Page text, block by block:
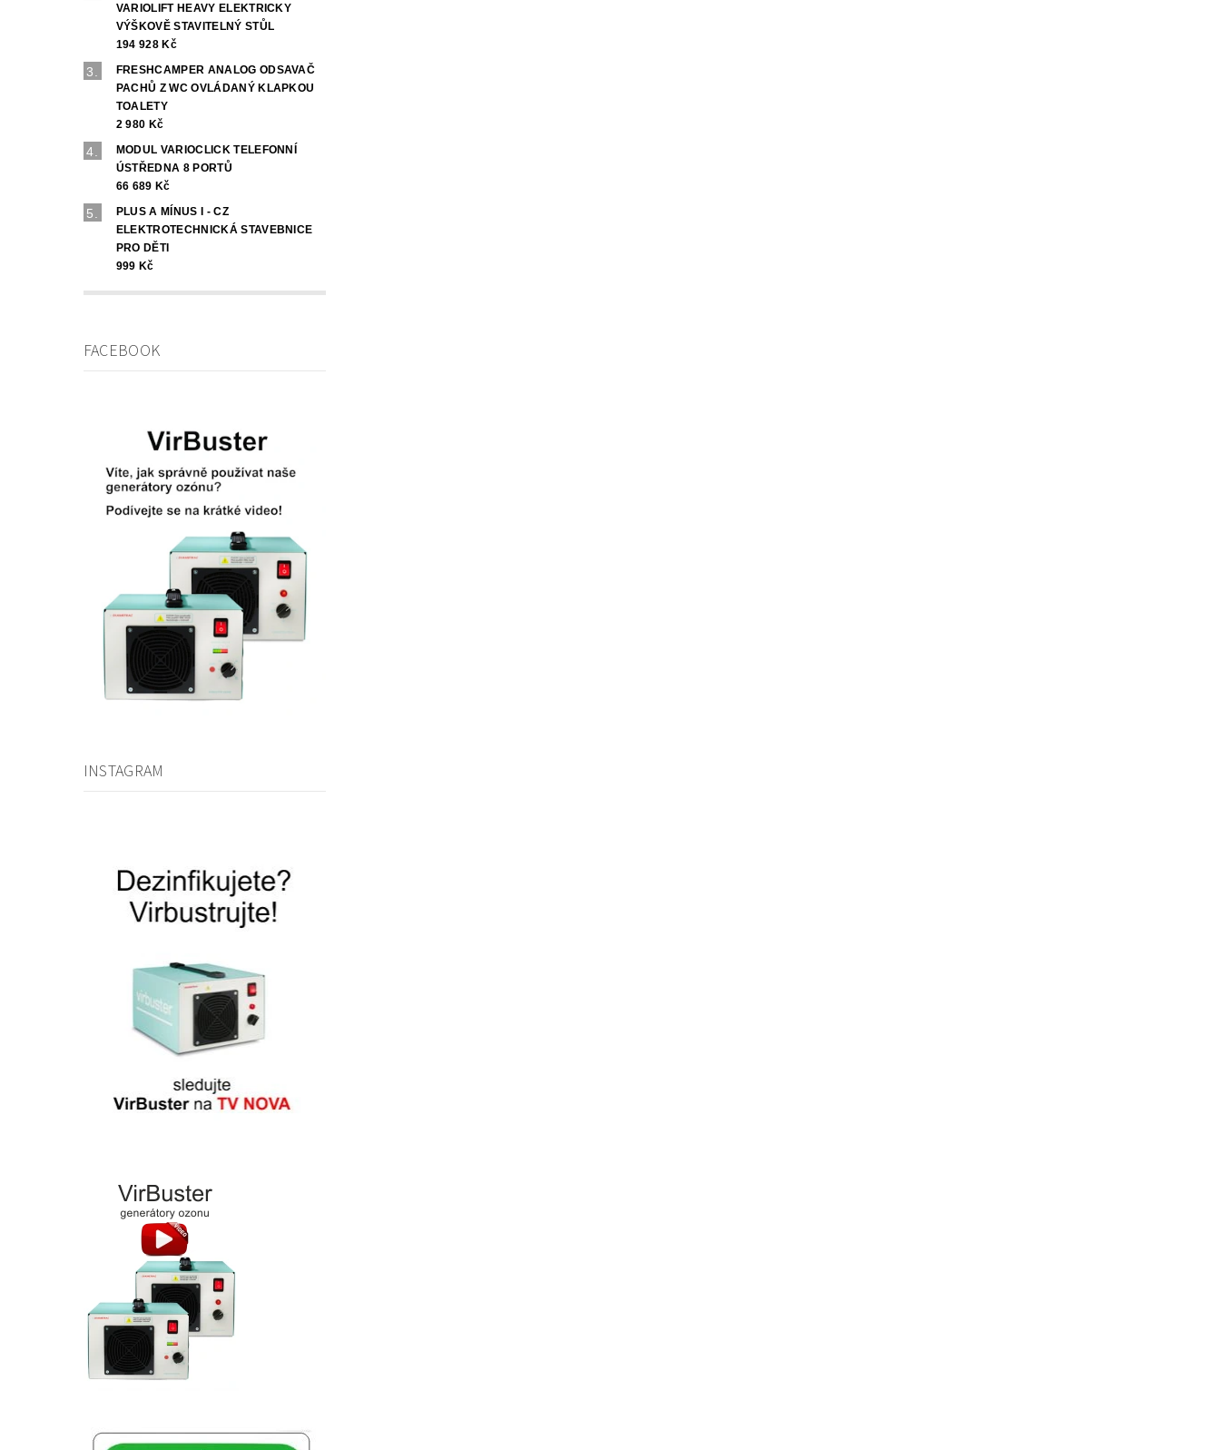
VARIOLIFT HEAVY ELEKTRICKY
VÝŠKOVĚ STAVITELNÝ STŮL
194 928 Kč
FRESHCAMPER ANALOG ODSAVAČ
PACHŮ Z WC OVLÁDANÝ KLAPKOU
TOALETY
2 980 Kč
MODUL VARIOCLICK TELEFONNÍ
ÚSTŘEDNA 8 PORTŮ
66 689 Kč
PLUS A MÍNUS I - CZ
ELEKTROTECHNICKÁ STAVEBNICE
PRO DĚTI
999 Kč
FACEBOOK
INSTAGRAM